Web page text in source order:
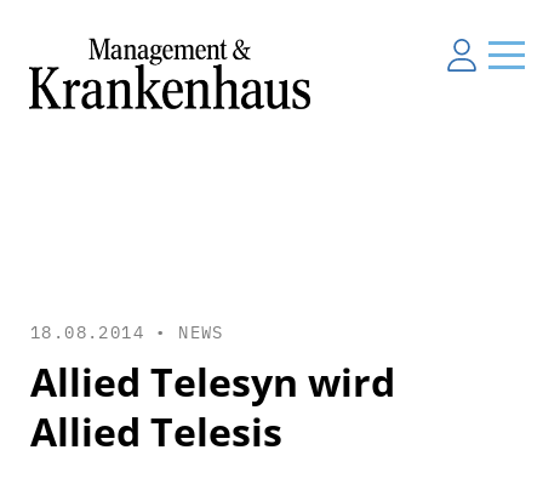
18.08.2014 • NEWS
Allied Telesyn wird
Allied Telesis